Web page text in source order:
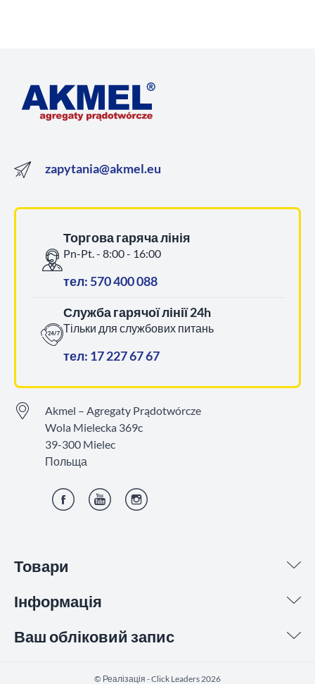
Товари
Інформація
Ваш обліковий запис
zapytania@akmel.eu
Торгова гаряча лінія
Pn-Pt. - 8:00 - 16:00
тел: 570 400 088
Служба гарячої лінії 24h
Тільки для службових питань
тел: 17 227 67 67
Akmel – Agregaty Prądotwórcze
Wola Mielecka 369c
39-300 Mielec
Польща
©️ Реалізація - Click Leaders 2026